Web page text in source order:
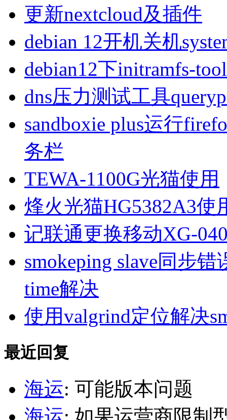
更新nextcloud及插件
debian 12开机关机
debian12下initramfs-
dns压力测试工具
sandboxie plus运行
务栏
TEWA-1100G光猫使用
烽火光猫HG5382A3使
记联通更换移动XG-
smokeping slave同步错
time解决
使用valgrind定位解决
最近回复
海运: 可能版本问题